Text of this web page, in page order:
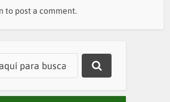
to post a comment.